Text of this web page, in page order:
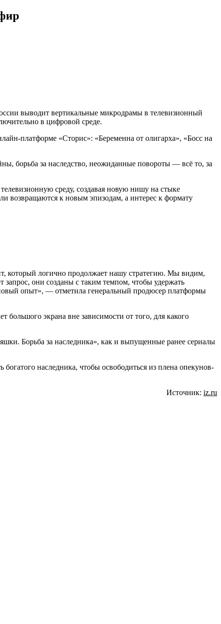
выводит вертикальные микродрамы в телевизионный
в цифровой среде.
платформе «Сторис»: «Беременна от олигарха», «Босс на
борьба за наследство, неожиданные повороты — всё то, за
среду, создавая новую нишу на стыке
возвращаются к новым эпизодам, а интерес к формату
который логично продолжает нашу стратегию. Мы видим,
они созданы с таким темпом, чтобы удержать
опыт», — отметила генеральный продюсер платформы
экрана вне зависимости от того, для какого
Борьба за наследника», как и выпущенные ранее сериалы
наследника, чтобы освободиться из плена опекунов-
Источник: iz.ru